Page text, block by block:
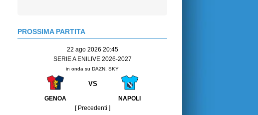
PROSSIMA PARTITA
22 ago 2026 20:45
SERIE A ENILIVE 2026-2027
in onda su DAZN, SKY
VS
GENOA
NAPOLI
[ Precedenti ]